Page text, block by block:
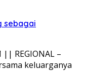
sebagai
|| REGIONAL –
keluarganya